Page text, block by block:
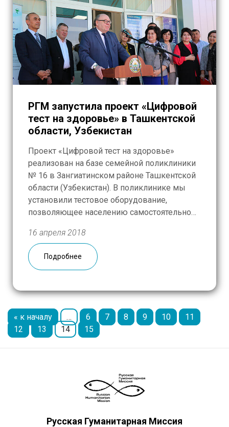
РГМ запустила проект «Цифровой
тест на здоровье» в Ташкентской
области, Узбекистан
Проект «Цифровой тест на здоровье»
реализован на базе семейной поликлиники
№ 16 в Зангиатинском районе Ташкентской
области (Узбекистан). В поликлинике мы
установили тестовое оборудование,
позволяющее населению самостоятельно
На церемонии открытия присутствовал
Чрезвычайный и Полномочный Посол
Российской Федерации в Республике
международного общественного фонда
«Женщина […]
16 апреля 2018
Подробнее
« к началу … 6 7 8 9 10
11
12
13 14 15
Русская Гуманитарная Миссия